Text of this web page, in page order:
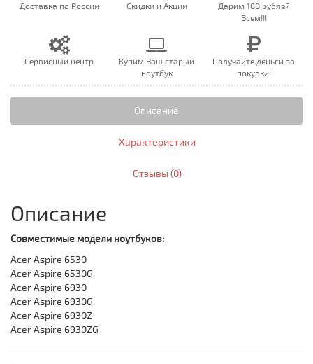
Доставка по России Скидки и Акции
Дарим 100 рублей
Всем!!!
Сервисный центр
Купим Ваш старый
ноутбук
Получайте деньги за
покупки!
Описание
Характеристики
Отзывы (0)
Описание
Совместимые модели ноутбуков:
Acer Aspire 6530
Acer Aspire 6530G
Acer Aspire 6930
Acer Aspire 6930G
Acer Aspire 6930Z
Acer Aspire 6930ZG